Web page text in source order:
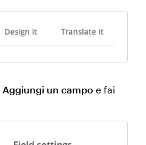
Aggiungi un campo e fai